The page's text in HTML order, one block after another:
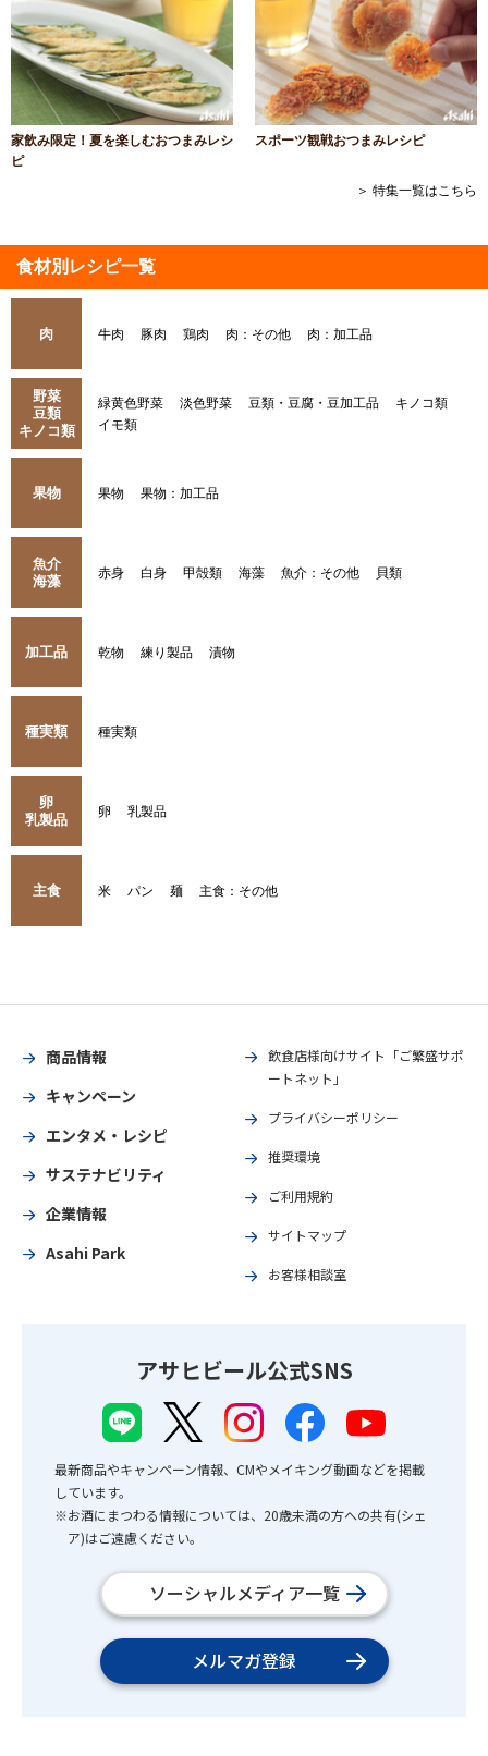
家飲み限定！夏を楽しむおつまみレシ
ピ
スポーツ観戦おつまみレシピ
＞ 特集一覧はこちら
食材別レシピ一覧
肉 牛肉 豚肉 鶏肉 肉：その他 肉：加工品
野菜
豆類
キノコ類
緑黄色野菜 淡色野菜 豆類・豆腐・豆加工品
キノコ類
イモ類
果物 果物 果物：加工品
魚介
海藻
赤身 白身 甲殻類 海藻 魚介：その他 貝類
加工品 乾物 練り製品 漬物
種実類 種実類
卵
乳製品
卵 乳製品
主食 米 パン 麺 主食：その他
商品情報
キャンペーン
エンタメ・レシピ
サステナビリティ
企業情報
Asahi Park
飲食店様向けサイト「ご繁盛サポ
ートネット」
プライバシーポリシー
推奨環境
ご利用規約
サイトマップ
お客様相談室
アサヒビール公式SNS
最新商品やキャンペーン情報、CMやメイキング動画などを掲載
しています。
※お酒にまつわる情報については、20歳未満の方への共有(シェ
ア)はご遠慮ください。
ソーシャルメディア一覧
メルマガ登録